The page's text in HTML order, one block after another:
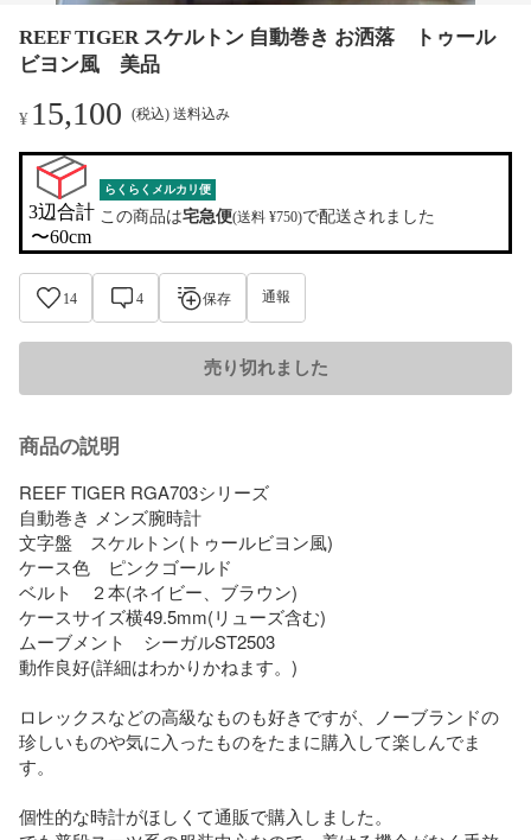
REEF TIGER スケルトン 自動巻き お洒落 トゥール
ビヨン風 美品
¥ 15,100 (税込) 送料込み
3辺合計
〜60cm
らくらくメルカリ便
この商品は宅急便(送料 ¥750)で配送されました
14 4 保存 通報
売り切れました
商品の説明
REEF TIGER RGA703シリーズ
自動巻き メンズ腕時計
文字盤　スケルトン(トゥールビヨン風)
ケース色　ピンクゴールド
ベルト　２本(ネイビー、ブラウン)
ケースサイズ横49.5mm(リューズ含む)
ムーブメント　シーガルST2503
動作良好(詳細はわかりかねます。)
ロレックスなどの高級なものも好きですが、ノーブランドの
珍しいものや気に入ったものをたまに購入して楽しんでま
す。
個性的な時計がほしくて通販で購入しました。